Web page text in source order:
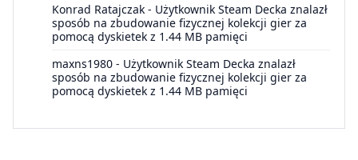
Konrad Ratajczak - Użytkownik Steam Decka znalazł
sposób na zbudowanie fizycznej kolekcji gier za
pomocą dyskietek z 1.44 MB pamięci
maxns1980 - Użytkownik Steam Decka znalazł
sposób na zbudowanie fizycznej kolekcji gier za
pomocą dyskietek z 1.44 MB pamięci